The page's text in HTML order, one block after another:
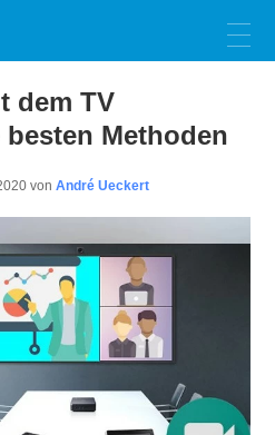
dem TV
Methoden
vonAndré Ueckert